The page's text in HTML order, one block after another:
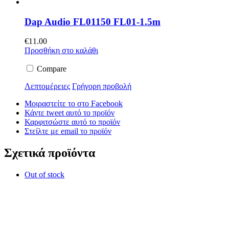
Dap Audio FL01150 FL01-1.5m
€11.00
Προσθήκη στο καλάθι
Compare
Λεπτομέρειες Γρήγορη προβολή
Μοιραστείτε το στο Facebook
Κάντε tweet αυτό το προϊόν
Καρφιτσώστε αυτό το προϊόν
Στείλτε με email το προϊόν
Σχετικά προϊόντα
Out of stock